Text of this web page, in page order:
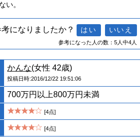
い。
になりましたか？
参考になった人の数：5人中4人
かんな(女性 42歳)
投稿日時:2016/12/22 19:51:06
700万円以上800万円未満
[4点]
[4点]